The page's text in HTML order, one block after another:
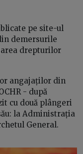
pe site-ul
demersurile
drepturilor
angajaților din
- după
cu două plângeri
la Administrația
General.